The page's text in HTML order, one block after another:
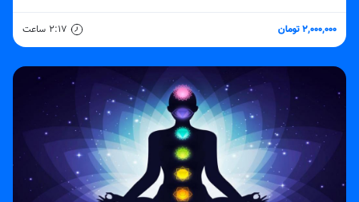
2,000,000 تومان 2:17 ساعت